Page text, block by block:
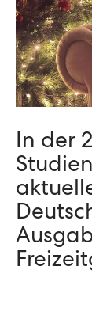
In der